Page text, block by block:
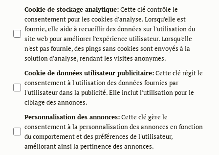
Cookie de stockage analytique:Cette clé contrôle le
consentement pour les cookies d'analyse. Lorsqu'elle est
fournie, elle aide à recueillir des données sur l'utilisation du
site web pour améliorer l'expérience utilisateur. Lorsqu'elle
n'est pas fournie, des pings sans cookies sont envoyés à la
solution d'analyse, rendant les visites anonymes.
Cookie de données utilisateur publicitaire:Cette clé régit le
consentement à l'utilisation des données fournies par
l'utilisateur dans la publicité. Elle inclut l'utilisation pour le
ciblage des annonces.
Personnalisation des annonces:Cette clé gère le
consentement à la personnalisation des annonces en fonction
du comportement et des préférences de l'utilisateur,
améliorant ainsi la pertinence des annonces.